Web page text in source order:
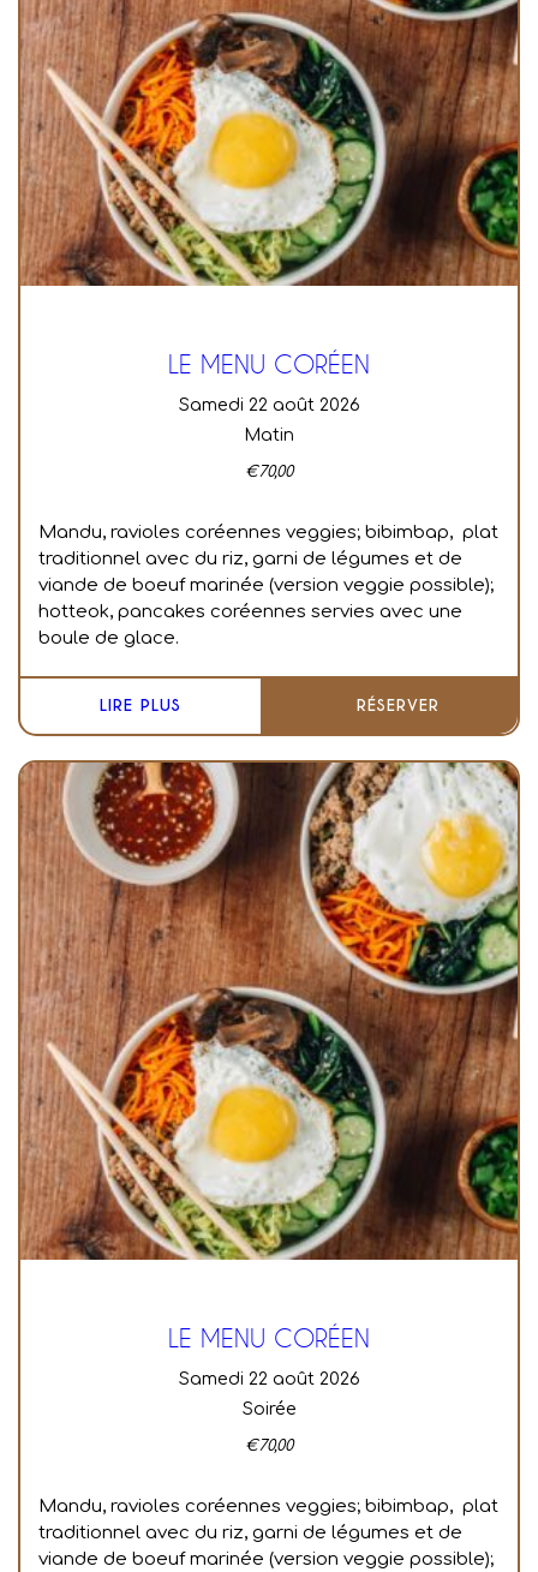
LE MENU CORÉEN
samedi 22 août 2026
Matin
€70,00
Mandu, ravioles coréennes veggies; bibimbap, plat
traditionnel avec du riz, garni de légumes et de
viande de boeuf marinée (version veggie possible);
hotteok, pancakes coréennes servies avec une
boule de glace.
LIRE PLUS RÉSERVER
LE MENU CORÉEN
samedi 22 août 2026
Soirée
€70,00
Mandu, ravioles coréennes veggies; bibimbap, plat
traditionnel avec du riz, garni de légumes et de
viande de boeuf marinée (version veggie possible);